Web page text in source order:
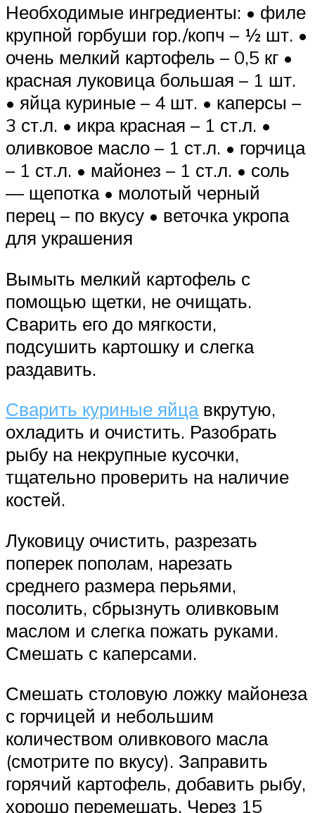
Необходимые ингредиенты: • филе
крупной горбуши гор./копч – ½ шт. •
очень мелкий картофель – 0,5 кг •
красная луковица большая – 1 шт.
• яйца куриные – 4 шт. • каперсы –
3 ст.л. • икра красная – 1 ст.л. •
оливковое масло – 1 ст.л. • горчица
– 1 ст.л. • майонез – 1 ст.л. • соль
— щепотка • молотый черный
перец – по вкусу • веточка укропа
для украшения
Вымыть мелкий картофель с
помощью щетки, не очищать.
Сварить его до мягкости,
подсушить картошку и слегка
раздавить.
Сварить куриные яйцавкрутую,
охладить и очистить. Разобрать
рыбу на некрупные кусочки,
тщательно проверить на наличие
костей.
Луковицу очистить, разрезать
поперек пополам, нарезать
среднего размера перьями,
посолить, сбрызнуть оливковым
маслом и слегка пожать руками.
Смешать с каперсами.
Смешать столовую ложку майонеза
с горчицей и небольшим
количеством оливкового масла
(смотрите по вкусу). Заправить
горячий картофель, добавить рыбу,
хорошо перемешать. Через 15